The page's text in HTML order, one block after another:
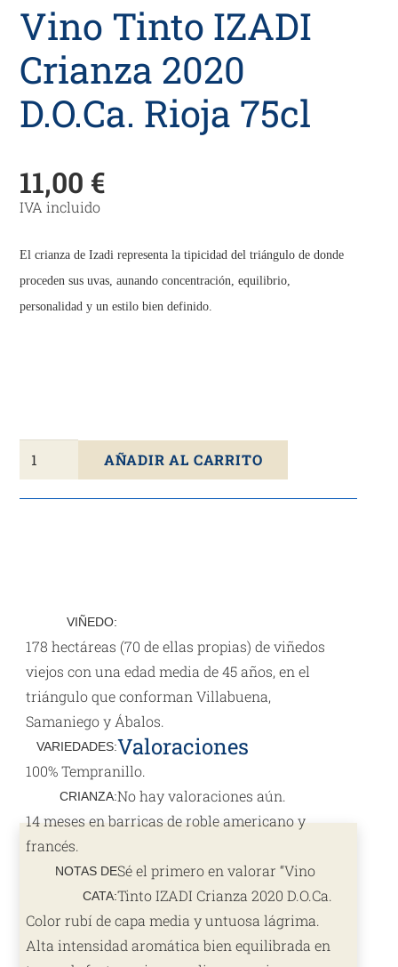
Vino Tinto IZADI
Crianza 2020
D.O.Ca. Rioja 75cl
11,00 €
IVA incluido
El crianza de Izadi representa la tipicidad del triángulo de donde
proceden sus uvas, aunando concentración, equilibrio,
personalidad y un estilo bien definido.
Vino
Tinto
IZADI
cantidad
AÑADIR AL CARRITO
VIÑEDO:
178 hectáreas (70 de ellas propias) de viñedos
viejos con una edad media de 45 años, en el
triángulo que conforman Villabuena,
Samaniego y Ábalos.
VARIEDADES:
100% Tempranillo.
CRIANZA:
14 meses en barricas de roble americano y
francés.
NOTAS DE
CATA:
Color rubí de capa media y untuosa lágrima.
Alta intensidad aromática bien equilibrada en
Valoraciones
No hay valoraciones aún.
Sé el primero en valorar “Vino
Tinto IZADI Crianza 2020 D.O.Ca.